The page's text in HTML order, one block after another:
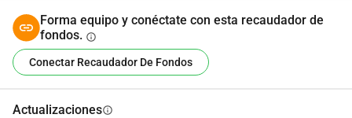
Forma equipo y conéctate con esta recaudador de
fondos. info
Conectar Recaudador De Fondos
Actualizacionesinfo